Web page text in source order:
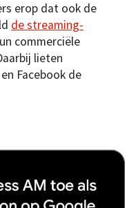
erop dat ook de
de streaming-
commerciële
lieten
Facebook de